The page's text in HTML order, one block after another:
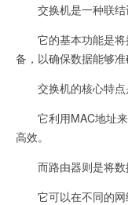
交换机是一种联结
它的基本功能是将
备，以确保数据能够准
交换机的核心特点
它利用MAC地址来
高效。
而路由器则是将数
它可以在不同的网